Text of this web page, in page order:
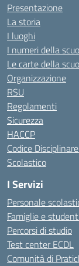
Presentazione
La storia
I luoghi
I numeri della
Le carte della
Organizzazione
RSU
Regolamenti
Sicurezza
HACCP
Codice
Scolastico
I Servizi
Personale
Famiglie e studenti
Percorsi di studio
Test center ECDL
Comunità di